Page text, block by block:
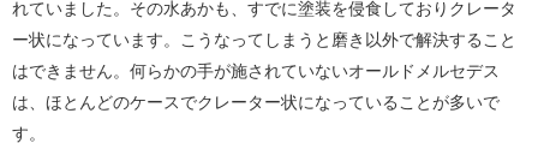
れていました。その水あかも、すでに塗装を侵食しておりクレータ
ー状になっています。こうなってしまうと磨き以外で解決すること
はできません。何らかの手が施されていないオールドメルセデス
は、ほとんどのケースでクレーター状になっていることが多いで
す。